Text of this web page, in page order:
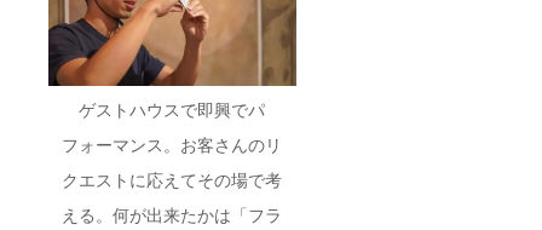
ゲストハウスで即興でパ
フォーマンス。お客さんのリ
クエストに応えてその場で考
える。何が出来たかは「フラ